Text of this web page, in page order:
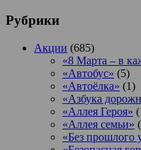
Рубрики
Акции (685)
«8 Марта – в
«Автобус» (5)
«Автоёлка» (1)
«Азбука
«Аллея Героя»
«Аллея семьи»
«Без прошлого